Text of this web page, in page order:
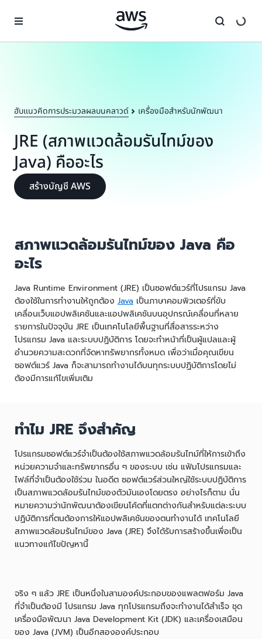
ฮับแนวคิดการประมวลผลบนคลาวด์ เครื่องมือสำหรับนักพัฒนา
JRE (สภาพแวดล้อมรันไทม์ของ
Java) คืออะไร
สร้างบัญชี AWS
สภาพแวดล้อมรันไทม์ของ Java คือ
อะไร
Java Runtime Environment (JRE) เป็นซอฟต์แวร์ที่โปรแกรม Java
ต้องใช้ในการทำงานให้ถูกต้อง Java เป็นภาษาคอมพิวเตอร์ที่ขับ
เคลื่อนเว็บแอปพลิเคชันและแอปพลิเคชันบนอุปกรณ์เคลื่อนที่หลาย
รายการในปัจจุบัน JRE เป็นเทคโนโลยีพื้นฐานที่สื่อสารระหว่าง
โปรแกรม Java และระบบปฏิบัติการ โดยจะทำหน้าที่เป็นผู้แปลและผู้
อำนวยความสะดวกที่จัดหาทรัพยากรทั้งหมด เพื่อว่าเมื่อคุณเขียน
ซอฟต์แวร์ Java ก็จะสามารถทำงานได้บนทุกระบบปฏิบัติการโดยไม่
ต้องมีการแก้ไขเพิ่มเติม
ทำไม JRE จึงสำคัญ
โปรแกรมซอฟต์แวร์จำเป็นต้องใช้สภาพแวดล้อมรันไทม์ที่ให้การเข้าถึง
หน่วยความจำและทรัพยากรอื่น ๆ ของระบบ เช่น แฟ้มโปรแกรมและ
ไฟล์ที่จำเป็นต้องใช้ร่วม ในอดีต ซอฟต์แวร์ส่วนใหญ่ใช้ระบบปฏิบัติการ
เป็นสภาพแวดล้อมรันไทม์ของตัวมันเองโดยตรง อย่างไรก็ตาม นั่น
หมายความว่านักพัฒนาต้องเขียนโค้ดที่แตกต่างกันสำหรับแต่ละระบบ
ปฏิบัติการที่ตนต้องการให้แอปพลิเคชันของตนทำงานได้ เทคโนโลยี
สภาพแวดล้อมรันไทม์ของ Java (JRE) จึงได้รับการสร้างขึ้นเพื่อเป็น
แนวทางแก้ไขปัญหานี้
จริง ๆ แล้ว JRE เป็นหนึ่งในสามองค์ประกอบของแพลตฟอร์ม Java
ที่จำเป็นต้องมี โปรแกรม Java ทุกโปรแกรมถึงจะทำงานได้สำเร็จ ชุด
เครื่องมือพัฒนา Java Development Kit (JDK) และเครื่องเสมือน
ของ Java (JVM) เป็นอีกสององค์ประกอบ